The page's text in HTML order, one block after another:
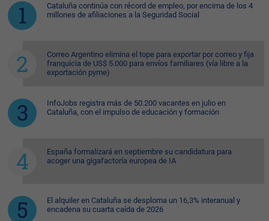
Cataluña continúa con récord de empleo, por encima de los 4
millones de afiliaciones a la Seguridad Social
Correo Argentino elimina el tope para exportar por correo y fija
franquicia de US$ 5.000 para envíos familiares (vía libre a la
exportación pyme)
InfoJobs registra más de 50.200 vacantes en julio en
Cataluña, con el impulso de educación y formación
España formalizará en septiembre su candidatura para
acoger una gigafactoría europea de IA
El alquiler en Cataluña se desploma un 16,3% interanual y
encadena su cuarta caída de 2026